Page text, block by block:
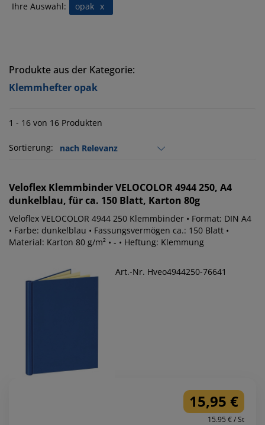
Ihre Auswahl: x
opak
Produkte aus der Kategorie:
Klemmhefter opak
1 - 16 von 16 Produkten
Sortierung:
Veloflex Klemmbinder VELOCOLOR 4944 250, A4
dunkelblau, für ca. 150 Blatt, Karton 80g
Veloflex VELOCOLOR 4944 250 Klemmbinder • Format: DIN A4
• Farbe: dunkelblau • Fassungsvermögen ca.: 150 Blatt •
Material: Karton 80 g/m² • - • Heftung: Klemmung
Art.-Nr. Hveo4944250-76641
15,95 €
15.95 € / St